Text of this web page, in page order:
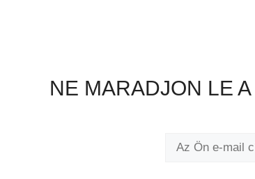
NE MARADJON LE